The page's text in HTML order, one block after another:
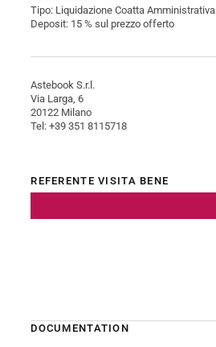
Tipo: Liquidazione Coatta Amministrativa
Deposit: 15 % sul prezzo offerto
Astebook S.r.l.
Via Larga, 6
20122 Milano
Tel: +39 351 8115718
REFERENTE VISITA BENE
DOCUMENTATION